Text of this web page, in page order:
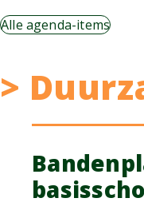
Alle agenda-items
>